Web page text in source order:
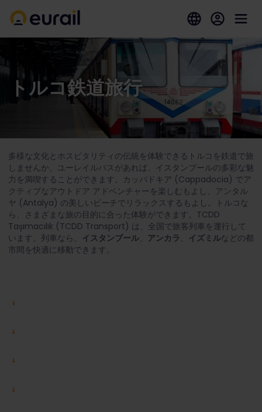
トルコ鉄道旅行
多様な文化とホスピタリティの伝統を体験できるトルコを鉄道で旅
しませんか。ユーレイルパスがあれば、イスタンブールの多彩な魅
力を満喫することができます。カッパドキア (Cappadocia) でア
クティブなアウトドア アドベンチャーを楽しむもよし、アンタル
ヤ (Antalya) の美しいビーチでリラックスするもよし。トルコな
ら、さまざまな旅の目的に合った体験ができます。TCDD
Taşımacılık (TCDD Transport) は、全国で旅客列車を運行して
います。列車なら、 イスタンブール、 アンカラ 、 イズミルなどの都
市間を快適に移動できます。